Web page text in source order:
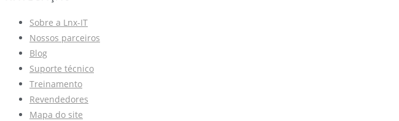
Sobre a Lnx-IT
Nossos parceiros
Blog
Suporte técnico
Treinamento
Revendedores
Mapa do site